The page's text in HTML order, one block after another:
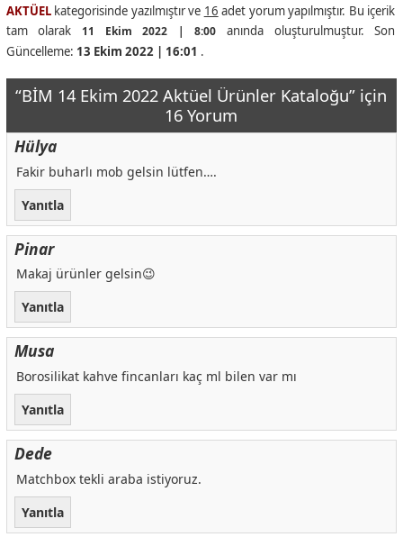
AKTÜELkategorisinde yazılmıştır ve 16 adet yorum yapılmıştır. Bu içerik
tam olarak 11 Ekim 2022 | 8:00 anında oluşturulmuştur. Son
Güncelleme: 13 Ekim 2022 | 16:01 .
“BİM 14 Ekim 2022 Aktüel Ürünler Kataloğu” için
16 Yorum
Hülya
Fakir buharlı mob gelsin lütfen….
Yanıtla
Pinar
Makaj ürünler gelsin😉
Yanıtla
Musa
Borosilikat kahve fincanları kaç ml bilen var mı
Yanıtla
Dede
Matchbox tekli araba istiyoruz.
Yanıtla